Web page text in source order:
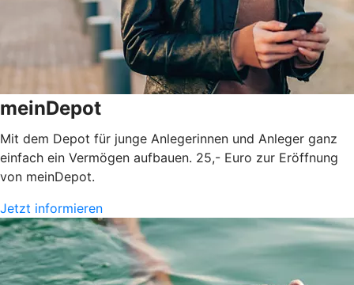
meinDepot
Mit dem Depot für junge Anlegerinnen und Anleger ganz
einfach ein Vermögen aufbauen. 25,- Euro zur Eröffnung
von meinDepot.
Jetzt informieren